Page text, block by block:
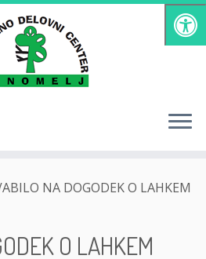
NA DOGODEK O LAHKEM
O LAHKEM